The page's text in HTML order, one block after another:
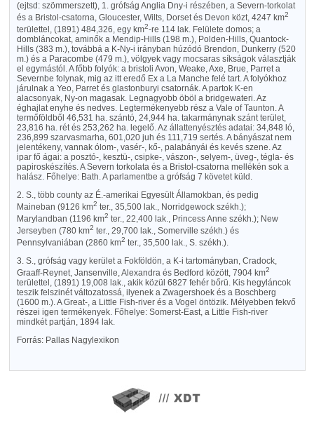
(ejtsd: szömmerszett), 1. grófság Anglia Dny-i részében, a Severn-torkolat
és a Bristol-csatorna, Gloucester, Wilts, Dorset és Devon közt, 4247 km2
területtel, (1891) 484,326, egy km2-re 114 lak. Felülete domos; a
dombláncokat, aminők a Mendip-Hills (198 m.), Polden-Hills, Quantock-
Hills (383 m.), továbbá a K-Ny-i irányban húzódó Brendon, Dunkerry (520
m.) és a Paracombe (479 m.), völgyek vagy mocsaras síkságok választják
el egymástól. A főbb folyók: a bristoli Avon, Weake, Axe, Brue, Parret a
Severnbe folynak, mig az itt eredő Ex a La Manche felé tart. A folyókhoz
járulnak a Yeo, Parret és glastonburyi csatornák. A partok K-en
alacsonyak, Ny-on magasak. Legnagyobb öböl a bridgewateri. Az
éghajlat enyhe és nedves. Legtermékenyebb rész a Vale of Taunton. A
termőföldből 46,531 ha. szántó, 24,944 ha. takarmánynak szánt terület,
23,816 ha. rét és 253,262 ha. legelő. Az állattenyésztés adatai: 34,848 ló,
236,899 szarvasmarha, 601,020 juh és 111,719 sertés. A bányászat nem
jelentékeny, vannak ólom-, vasér-, kő-, palabányái és kevés szene. Az
ipar fő ágai: a posztó-, kesztü-, csipke-, vászon-, selyem-, üveg-, tégla- és
papiroskészítés. A Severn torkolata és a Bristol-csatorna mellékén sok a
halász. Főhelye: Bath. A parlamentbe a grófság 7 követet küld.
2. S., több county az É.-amerikai Egyesült Államokban, és pedig
Maineban (9126 km2 ter., 35,500 lak., Norridgewock székh.);
Marylandban (1196 km2 ter., 22,400 lak., Princess Anne székh.); New
Jerseyben (780 km2 ter., 29,700 lak., Somerville székh.) és
Pennsylvaniában (2860 km2 ter., 35,500 lak., S. székh.).
3. S., grófság vagy kerület a Fokföldön, a K-i tartományban, Cradock,
Graaff-Reynet, Jansenville, Alexandra és Bedford között, 7904 km2
területtel, (1891) 19,008 lak., akik közül 6827 fehér bőrü. Kis hegyláncok
teszik felszinét változatossá, ilyenek a Zwagershoek és a Boschberg
(1600 m.). A Great-, a Little Fish-river és a Vogel öntözik. Mélyebben fekvő
részei igen termékenyek. Főhelye: Somerst-East, a Little Fish-river
mindkét partján, 1894 lak.
Forrás: Pallas Nagylexikon